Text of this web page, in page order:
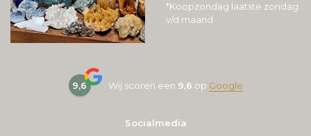
*Koopzondag laatste zondag
v/d maand
9,6 Wij scoren een 9,6 op Google
Socialmedia